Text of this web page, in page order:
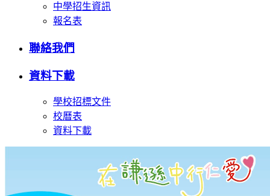
中學招生資訊
報名表
聯絡我們
資料下載
學校招標文件
校曆表
資料下載